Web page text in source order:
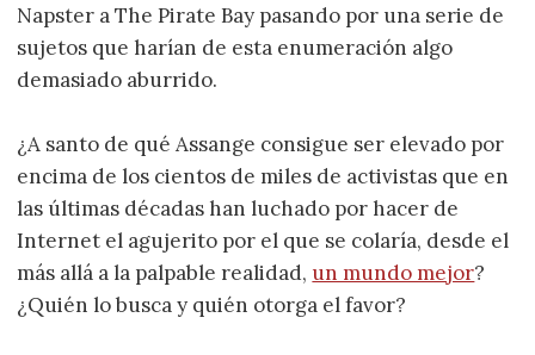
Napster a The Pirate Bay pasando por una serie de
sujetos que harían de esta enumeración algo
demasiado aburrido.
¿A santo de qué Assange consigue ser elevado por
encima de los cientos de miles de activistas que en
las últimas décadas han luchado por hacer de
Internet el agujerito por el que se colaría, desde el
más allá a la palpable realidad, un mundo mejor?
¿Quién lo busca y quién otorga el favor?